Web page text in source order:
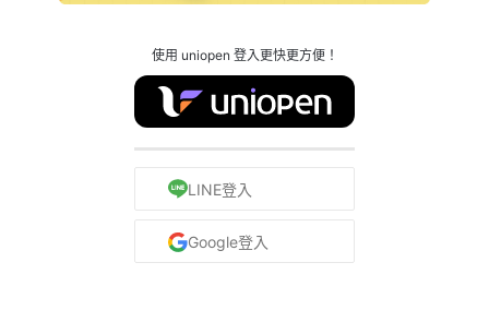
使用 uniopen 登入更快更方便！
LINE登入
Google登入